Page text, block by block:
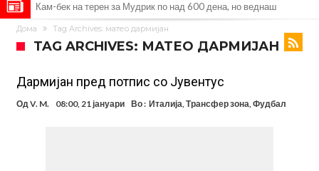
Кам-бек на терен за Мудрик по над 600 дена, но веднаш
заМИнува на позајмица!?
Џејк Пол започнува голем напад на УФЦ
Прекините за хидрација станаа бизнис: ФИФА не планира да ги
укине
Француски судија обвинет за семејно насилство – му се заканува
18 месеци затвор
Ова никогаш не му се случило на Новак: Синер и Алкараз се
Дома Tag Archives: матео дармијан
TAG ARCHIVES: МАТЕО ДАРМИЈАН
Дармијан пред потпис со Јувентус
Од V. M. 08:00, 21 јануари Во : Италија Трансфер зона Фудбал